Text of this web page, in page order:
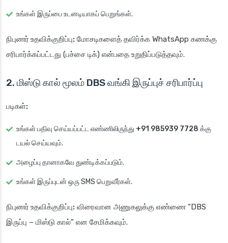
உங்கள் இருப்பை உடனடியாகப் பெறுங்கள்.
நிபுணர் உதவிக்குறிப்பு: மோசடிகளைத் தவிர்க்க WhatsApp கணக்கு
சரிபார்க்கப்பட்டது (பச்சை டிக்) என்பதை உறுதிப்படுத்தவும்.
2. மிஸ்டு கால் மூலம் DBS வங்கி இருப்புச் சரிபார்ப்பு
படிகள்:
உங்கள் பதிவு செய்யப்பட்ட எண்ணிலிருந்து +91 985939 7728 க்கு
டயல் செய்யவும்.
அழைப்பு தானாகவே துண்டிக்கப்படும்.
உங்கள் இருப்புடன் ஒரு SMS பெறுவீர்கள்.
நிபுணர் உதவிக்குறிப்பு: விரைவான அணுகலுக்கு எண்ணை “DBS
இருப்பு – மிஸ்டு கால்” என சேமிக்கவும்.